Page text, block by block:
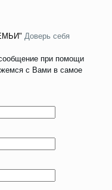
Доверь себя
при помощи
с Вами в самое